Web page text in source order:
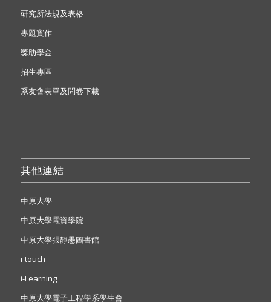
研究所法規及表格
專題實作
獎助學金
招生專區
系友會表單及問卷下載
其他連結
中原大學
中原大學電資學院
中原大學張靜愚圖書館
i-touch
i-Learning
中原大學電子工程學系學生會